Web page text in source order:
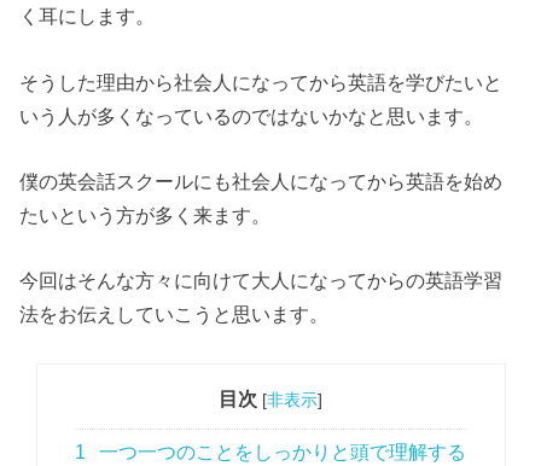
く耳にします。
そうした理由から社会人になってから英語を学びたいと
いう人が多くなっているのではないかなと思います。
僕の英会話スクールにも社会人になってから英語を始め
たいという方が多く来ます。
今回はそんな方々に向けて大人になってからの英語学習
法をお伝えしていこうと思います。
目次 [非表示]
1 一つ一つのことをしっかりと頭で理解する